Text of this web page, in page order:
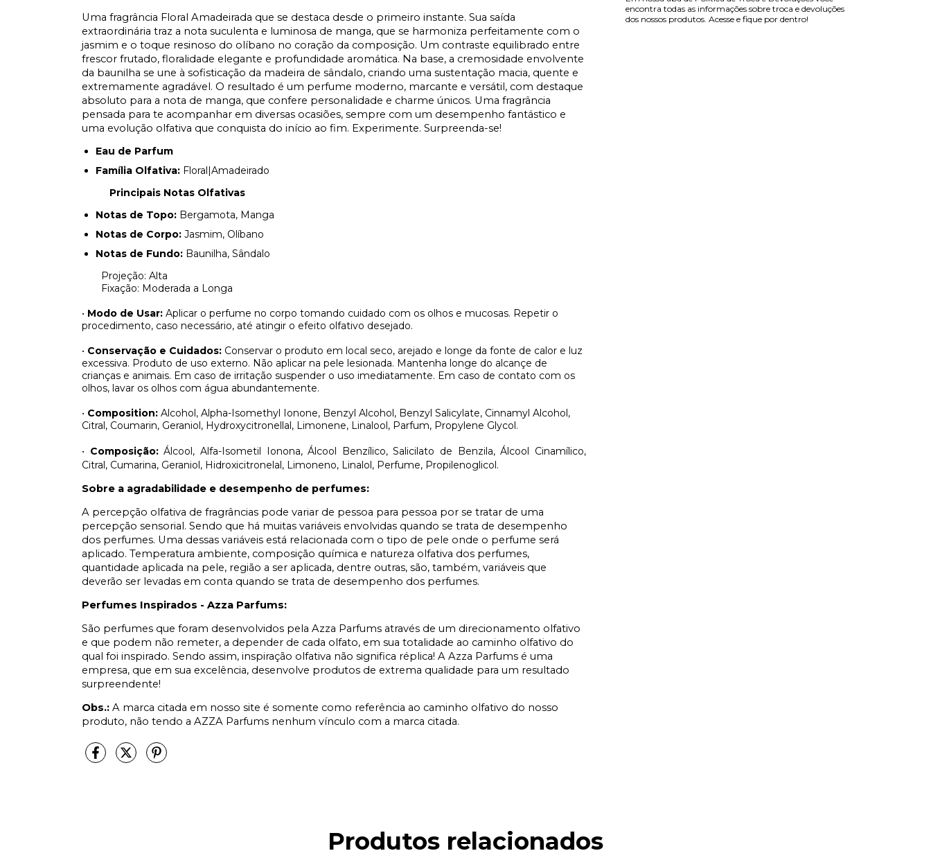
Uma fragrância Floral Amadeirada que se destaca desde o primeiro instante. Sua saída
extraordinária traz a nota suculenta e luminosa de manga, que se harmoniza perfeitamente com o
jasmim e o toque resinoso do olíbano no coração da composição. Um contraste equilibrado entre
frescor frutado, floralidade elegante e profundidade aromática. Na base, a cremosidade envolvente
da baunilha se une à sofisticação da madeira de sândalo, criando uma sustentação macia, quente e
extremamente agradável. O resultado é um perfume moderno, marcante e versátil, com destaque
absoluto para a nota de manga, que confere personalidade e charme únicos. Uma fragrância
pensada para te acompanhar em diversas ocasiões, sempre com um desempenho fantástico e
uma evolução olfativa que conquista do início ao fim. Experimente. Surpreenda-se!
Eau de Parfum
Família Olfativa: Floral|Amadeirado
Principais Notas Olfativas
Notas de Topo: Bergamota, Manga
Notas de Corpo: Jasmim, Olíbano
Notas de Fundo: Baunilha, Sândalo
Projeção: Alta
Fixação: Moderada a Longa
• Modo de Usar: Aplicar o perfume no corpo tomando cuidado com os olhos e mucosas. Repetir o
procedimento, caso necessário, até atingir o efeito olfativo desejado.
• Conservação e Cuidados: Conservar o produto em local seco, arejado e longe da fonte de calor e luz
excessiva. Produto de uso externo. Não aplicar na pele lesionada. Mantenha longe do alcançe de
crianças e animais. Em caso de irritação suspender o uso imediatamente. Em caso de contato com os
olhos, lavar os olhos com água abundantemente.
• Composition: Alcohol, Alpha-Isomethyl Ionone, Benzyl Alcohol, Benzyl Salicylate, Cinnamyl Alcohol,
Citral, Coumarin, Geraniol, Hydroxycitronellal, Limonene, Linalool, Parfum, Propylene Glycol.
• Composição:Álcool, Alfa-Isometil Ionona, Álcool Benzílico, Salicilato de Benzila, Álcool Cinamílico,
Citral, Cumarina, Geraniol, Hidroxicitronelal, Limoneno, Linalol, Perfume, Propilenoglicol.
Sobre a agradabilidade e desempenho de perfumes:
A percepção olfativa de fragrâncias pode variar de pessoa para pessoa por se tratar de uma
percepção sensorial. Sendo que há muitas variáveis envolvidas quando se trata de desempenho
dos perfumes. Uma dessas variáveis está relacionada com o tipo de pele onde o perfume será
aplicado. Temperatura ambiente, composição química e natureza olfativa dos perfumes,
quantidade aplicada na pele, região a ser aplicada, dentre outras, são, também, variáveis que
deverão ser levadas em conta quando se trata de desempenho dos perfumes.
Perfumes Inspirados - Azza Parfums:
São perfumes que foram desenvolvidos pela Azza Parfums através de um direcionamento olfativo
e que podem não remeter, a depender de cada olfato, em sua totalidade ao caminho olfativo do
qual foi inspirado. Sendo assim, inspiração olfativa não significa réplica! A Azza Parfums é uma
empresa, que em sua excelência, desenvolve produtos de extrema qualidade para um resultado
surpreendente!
Obs.: A marca citada em nosso site é somente como referência ao caminho olfativo do nosso
produto, não tendo a AZZA Parfums nenhum vínculo com a marca citada.
encontra todas as informações sobre troca e devoluções
dos nossos produtos. Acesse e fique por dentro!
Produtos relacionados